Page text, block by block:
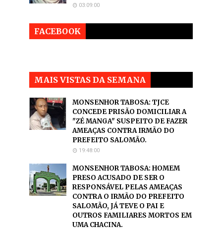
03:09:00
FACEBOOK
MAIS VISTAS DA SEMANA
MONSENHOR TABOSA: TJCE
CONCEDE PRISÃO DOMICILIAR A
"ZÉ MANGA" SUSPEITO DE FAZER
AMEAÇAS CONTRA IRMÃO DO
PREFEITO SALOMÃO.
19:48:00
MONSENHOR TABOSA: HOMEM
PRESO ACUSADO DE SER O
RESPONSÁVEL PELAS AMEAÇAS
CONTRA O IRMÃO DO PREFEITO
SALOMÃO, JÁ TEVE O PAI E
OUTROS FAMILIARES MORTOS EM
UMA CHACINA.